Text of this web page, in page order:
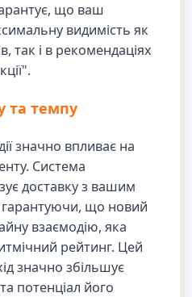
що ваш
видимість як
так і в рекомендаціях
та темпу
значно впливає на
Система
доставку з вашим
гарантуючи, що новий
взаємодію, яка
рейтинг. Цей
значно збільшує
потенціал його